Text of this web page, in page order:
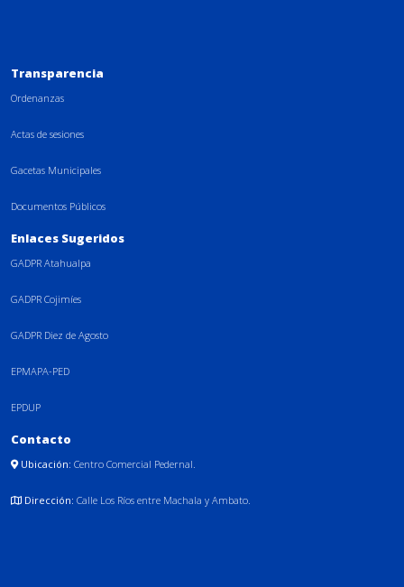
Transparencia
Ordenanzas
Actas de sesiones
Gacetas Municipales
Documentos Públicos
Enlaces Sugeridos
GADPR Atahualpa
GADPR Cojimíes
GADPR Diez de Agosto
EPMAPA-PED
EPDUP
Contacto
Ubicación: Centro Comercial Pedernal.
Dirección: Calle Los Ríos entre Machala y Ambato.